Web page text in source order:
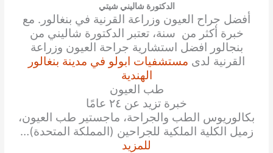
الدكتورة شاليني شيتي
أفضل جراح العيون وزراعة القرنية في بنغالور. مع
خبرة أكثر من سنة، تعتبر الدكتورة شاليني من
بنجالور افضل استشارية جراحة العيون وزراعة
القرنية لدى مستشفيات ابولو في مدينة بنغالور
الهندية
طب العيون
خبرة تزيد عن ٢٤ عامًا
بكالوريوس الطب والجراحة، ماجستير طب العيون،
زميل الكلية الملكية للجراحين (المملكة المتحدة)…
للمزيد